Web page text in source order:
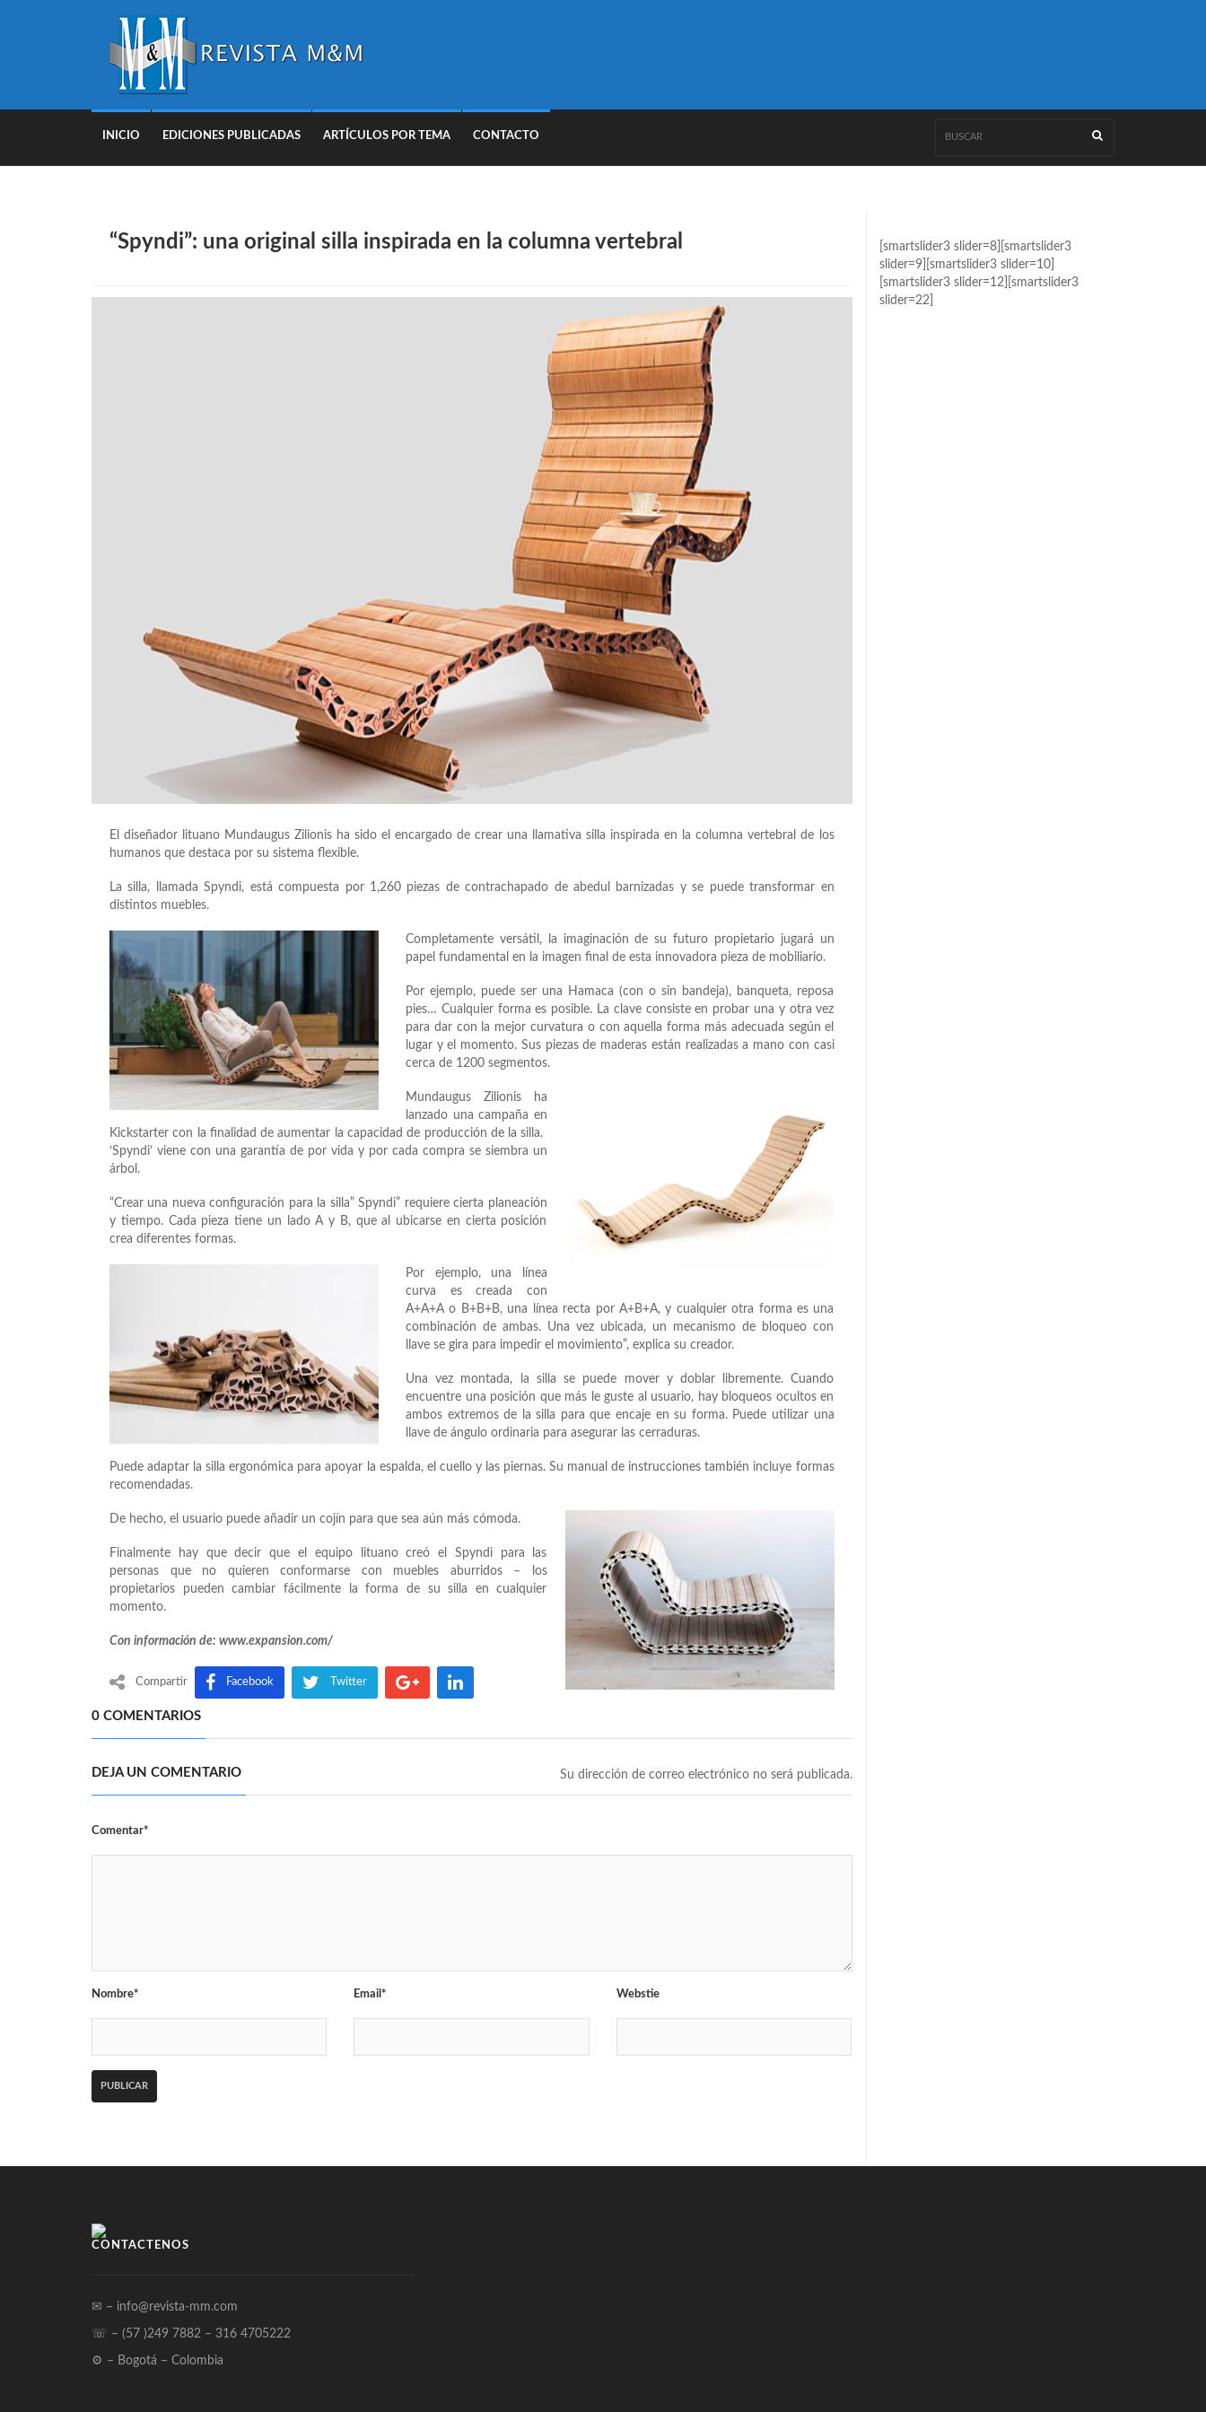
INICIO EDICIONES PUBLICADAS ARTÍCULOS POR TEMA CONTACTO
“Spyndi”: una original silla inspirada en la columna vertebral
El diseñador lituano Mundaugus Zilionis ha sido el encargado de crear una llamativa silla inspirada en la columna vertebral de los
humanos que destaca por su sistema flexible.
La silla, llamada Spyndi, está compuesta por 1,260 piezas de contrachapado de abedul barnizadas y se puede transformar en
distintos muebles.
Completamente versátil, la imaginación de su futuro propietario jugará un
papel fundamental en la imagen final de esta innovadora pieza de mobiliario.
Por ejemplo, puede ser una Hamaca (con o sin bandeja), banqueta, reposa
pies… Cualquier forma es posible. La clave consiste en probar una y otra vez
para dar con la mejor curvatura o con aquella forma más adecuada según el
lugar y el momento. Sus piezas de maderas están realizadas a mano con casi
cerca de 1200 segmentos.
Mundaugus Zilionis ha
lanzado una campaña en
Kickstarter con la finalidad de aumentar la capacidad de producción de la silla.
‘Spyndi’ viene con una garantía de por vida y por cada compra se siembra un
árbol.
“Crear una nueva configuración para la silla” Spyndi” requiere cierta planeación
y tiempo. Cada pieza tiene un lado A y B, que al ubicarse en cierta posición
crea diferentes formas.
Por ejemplo, una línea
curva es creada con
A+A+A o B+B+B, una línea recta por A+B+A, y cualquier otra forma es una
combinación de ambas. Una vez ubicada, un mecanismo de bloqueo con
llave se gira para impedir el movimiento”, explica su creador.
Una vez montada, la silla se puede mover y doblar libremente. Cuando
encuentre una posición que más le guste al usuario, hay bloqueos ocultos en
ambos extremos de la silla para que encaje en su forma. Puede utilizar una
llave de ángulo ordinaria para asegurar las cerraduras.
Puede adaptar la silla ergonómica para apoyar la espalda, el cuello y las piernas. Su manual de instrucciones también incluye formas
recomendadas.
De hecho, el usuario puede añadir un cojín para que sea aún más cómoda.
Finalmente hay que decir que el equipo lituano creó el Spyndi para las
personas que no quieren conformarse con muebles aburridos – los
propietarios pueden cambiar fácilmente la forma de su silla en cualquier
momento.
Con información de: www.expansion.com/
Compartir Facebook Twitter
0 COMENTARIOS
DEJA UN COMENTARIO Su dirección de correo electrónico no será publicada.
Comentar*
Nombre* Email* Webstie
[smartslider3 slider=8][smartslider3
slider=9][smartslider3 slider=10]
[smartslider3 slider=12][smartslider3
slider=22]
CONTÁCTENOS
✉ – info@revista-mm.com
☏ – (57 )249 7882 – 316 4705222
⚙ – Bogotá – Colombia